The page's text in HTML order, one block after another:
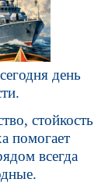
день
стойкость
помогает
всегда